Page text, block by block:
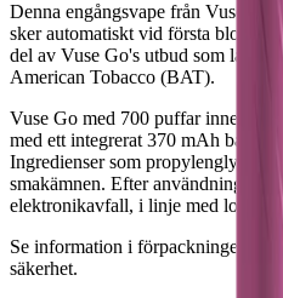
Denna engångsvape från Vuse
sker automatiskt vid första
del av Vuse Go's utbud som
American Tobacco (BAT).
Vuse Go med 700 puffar
med ett integrerat 370 mAh batteri
Ingredienser som propylenglykol,
smakämnen. Efter användning ska
elektronikavfall, i linje med lokala
Se information i förpackningen för
säkerhet.